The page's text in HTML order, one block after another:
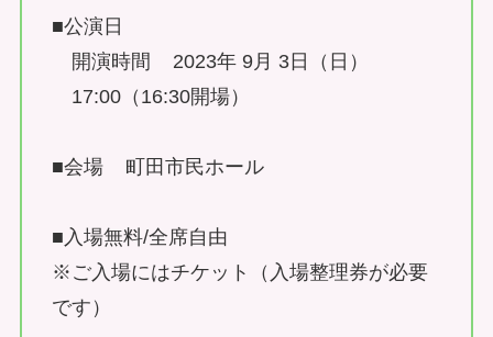
■公演日
開演時間 2023年 9月 3日（日）
17:00（16:30開場）
■会場 町田市民ホール
■入場無料/全席自由
※ご入場にはチケット（入場整理券が必要
です）